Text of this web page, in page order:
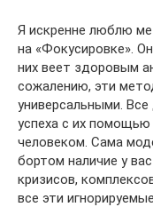
Я искренне люблю
на «Фокусировке».
них веет здоровым
сожалению, эти
универсальными.
успеха с их
человеком. Сама
бортом наличие у
кризисов,
все эти